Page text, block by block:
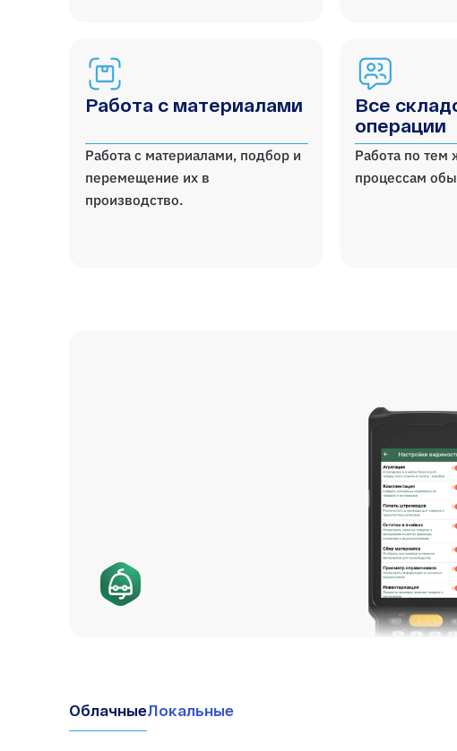
Работа с материалами
Работа с материалами, подбор и
перемещение их в
производство.
Все
операции
Работа по тем
процессам
ОблачныеЛокальные